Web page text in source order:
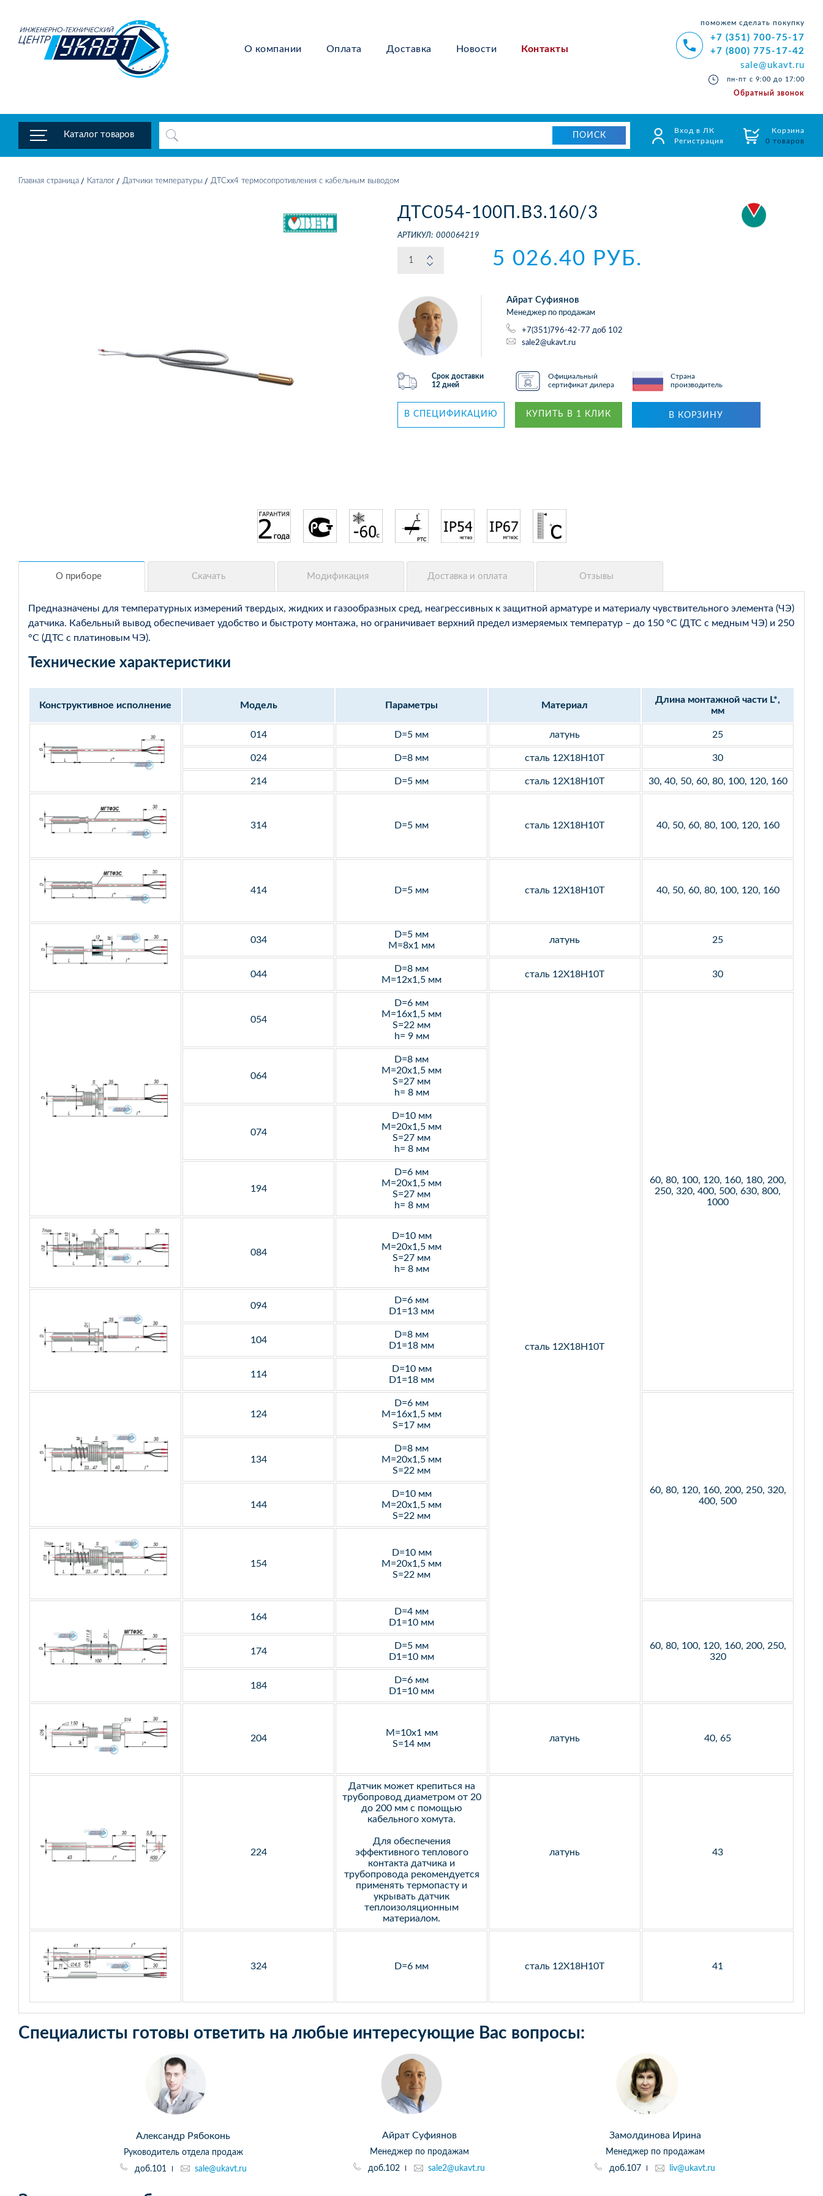
О компании Оплата Доставка Новости Контакты
поможем сделать покупку
+7 (351) 700-75-17
+7 (800) 775-17-42
sale@ukavt.ru
пн-пт с 9:00 до 17:00
Обратный звонок
Каталог товаров
Вход в ЛК
Регистрация
Корзина
0 товаров
Главная страница Каталог Датчики температуры ДТСхх4 термосопротивления с кабельным выводом
ДТС054-100П.В3.160/3
АРТИКУЛ: 000064219
5 026.40 РУБ.
Айрат Суфиянов
Менеджер по продажам
+7(351)796-42-77 доб 102
sale2@ukavt.ru
Срок доставки
12 дней
Официальный
сертификат дилера
Страна
производитель
В СПЕЦИФИКАЦИЮ КУПИТЬ В 1 КЛИК В КОРЗИНУ
Предназначены для температурных измерений твердых, жидких и газообразных сред, неагрессивных к защитной арматуре и материалу чувствительного элемента (ЧЭ)
датчика. Кабельный вывод обеспечивает удобство и быстроту монтажа, но ограничивает верхний предел измеряемых температур – до 150 °С (ДТС с медным ЧЭ) и 250
°С (ДТС с платиновым ЧЭ).
Технические характеристики
Конструктивное исполнение Модель Параметры Материал
Длина монтажной части L*,
мм
014 D=5 мм латунь 25
024 D=8 мм сталь 12Х18Н10Т 30
214 D=5 мм сталь 12Х18Н10Т 30, 40, 50, 60, 80, 100, 120, 160
314 D=5 мм сталь 12Х18Н10Т 40, 50, 60, 80, 100, 120, 160
414 D=5 мм сталь 12Х18Н10Т 40, 50, 60, 80, 100, 120, 160
034
D=5 мм
M=8х1 мм
латунь 25
044
D=8 мм
M=12х1,5 мм
сталь 12Х18Н10Т 30
054
D=6 мм
M=16х1,5 мм
S=22 мм
h= 9 мм
сталь 12Х18Н10Т
60, 80, 100, 120, 160, 180, 200,
250, 320, 400, 500, 630, 800,
1000
064
D=8 мм
M=20х1,5 мм
S=27 мм
h= 8 мм
074
D=10 мм
M=20х1,5 мм
S=27 мм
h= 8 мм
194
D=6 мм
M=20х1,5 мм
S=27 мм
h= 8 мм
084
D=10 мм
M=20х1,5 мм
S=27 мм
h= 8 мм
094
D=6 мм
D1=13 мм
104
D=8 мм
D1=18 мм
114
D=10 мм
D1=18 мм
124
D=6 мм
M=16х1,5 мм
S=17 мм
60, 80, 120, 160, 200, 250, 320,
400, 500
134
D=8 мм
M=20х1,5 мм
S=22 мм
144
D=10 мм
M=20х1,5 мм
S=22 мм
154
D=10 мм
M=20х1,5 мм
S=22 мм
164
D=4 мм
D1=10 мм
60, 80, 100, 120, 160, 200, 250,
320
174
D=5 мм
D1=10 мм
184
D=6 мм
D1=10 мм
204
M=10х1 мм
S=14 мм
латунь 40, 65
224
Датчик может крепиться на
трубопровод диаметром от 20
до 200 мм с помощью
кабельного хомута.
Для обеспечения
эффективного теплового
контакта датчика и
трубопровода рекомендуется
применять термопасту и
укрывать датчик
теплоизоляционным
материалом.
латунь 43
324 D=6 мм сталь 12Х18Н10Т 41
Специалисты готовы ответить на любые интересующие Вас вопросы:
Александр Рябоконь
Руководитель отдела продаж
доб.101
sale@ukavt.ru
Айрат Суфиянов
Менеджер по продажам
доб.102
sale2@ukavt.ru
Замолдинова Ирина
Менеджер по продажам
доб.107
liv@ukavt.ru